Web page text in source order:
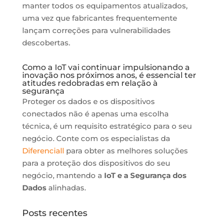
manter todos os equipamentos atualizados,
uma vez que fabricantes frequentemente
lançam correções para vulnerabilidades
descobertas.
Como a IoT vai continuar impulsionando a
inovação nos próximos anos, é essencial ter
atitudes redobradas em relação à
segurança
Proteger os dados e os dispositivos
conectados não é apenas uma escolha
técnica, é um requisito estratégico para o seu
negócio. Conte com os especialistas da
Diferenciall para obter as melhores soluções
para a proteção dos dispositivos do seu
negócio, mantendo a IoT e a Segurança dos
Dados alinhadas.
Posts recentes